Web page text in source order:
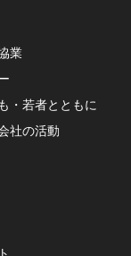
業
・若者とともに
社の活動